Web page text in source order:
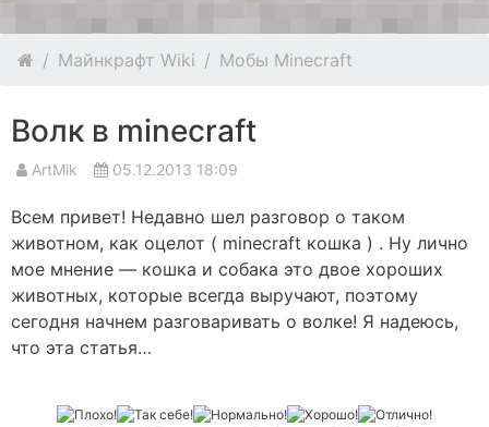
Майнкрафт Wiki Мобы Minecraft
Волк в minecraft
ArtMik 05.12.2013 18:09
Всем привет! Недавно шел разговор о таком
животном, как оцелот ( minecraft кошка ) . Ну лично
мое мнение — кошка и собака это двое хороших
животных, которые всегда выручают, поэтому
сегодня начнем разговаривать о волке! Я надеюсь,
что эта статья…